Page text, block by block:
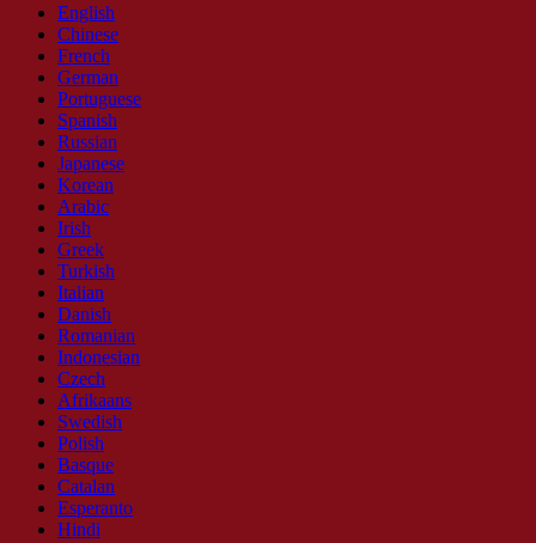
English
Chinese
French
German
Portuguese
Spanish
Russian
Japanese
Korean
Arabic
Irish
Greek
Turkish
Italian
Danish
Romanian
Indonesian
Czech
Afrikaans
Swedish
Polish
Basque
Catalan
Esperanto
Hindi